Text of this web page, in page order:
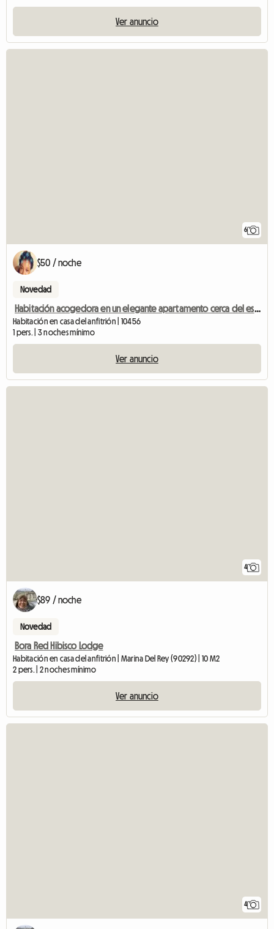
Ver anuncio
6
$50 / noche
Novedad
Habitación acogedora en un elegante apartamento cerca del estadio de los Yankees
Habitación en casa del anfitrión | 10456
1 pers. | 3 noches mínimo
Ver anuncio
4
$89 / noche
Novedad
Bora Red Hibisco Lodge
Habitación en casa del anfitrión | Marina Del Rey (90292) | 10 M2
2 pers. | 2 noches mínimo
Ver anuncio
4